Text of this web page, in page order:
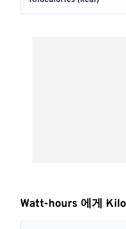
Watt-hours 에게